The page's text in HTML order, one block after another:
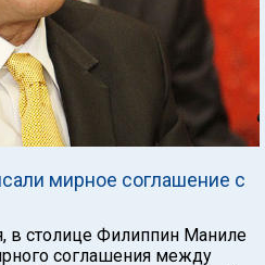
мирное соглашение с
в столице Филиппин Маниле
соглашения между